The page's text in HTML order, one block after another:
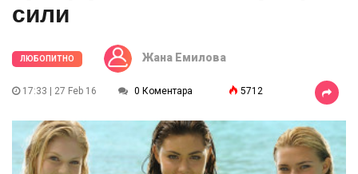
сили
ЛЮБОПИТНО Жана Емилова
17:33 | 27 Feb 16 0 Коментара 5712